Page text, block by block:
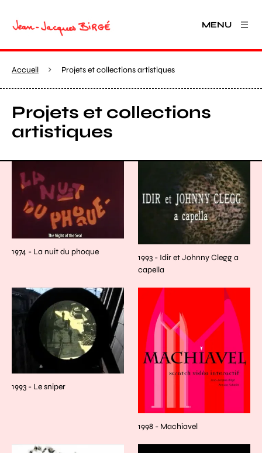
MENU
Accueil Projets et collections artistiques
Projets et collections
artistiques
1974 - La nuit du phoque
1993 - Idir et Johnny Clegg a
capella
1993 - Le sniper
1998 - Machiavel